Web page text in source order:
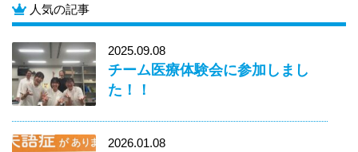
人気の記事
2025.09.08
チーム医療体験会に参加しまし
た！！
2026.01.08